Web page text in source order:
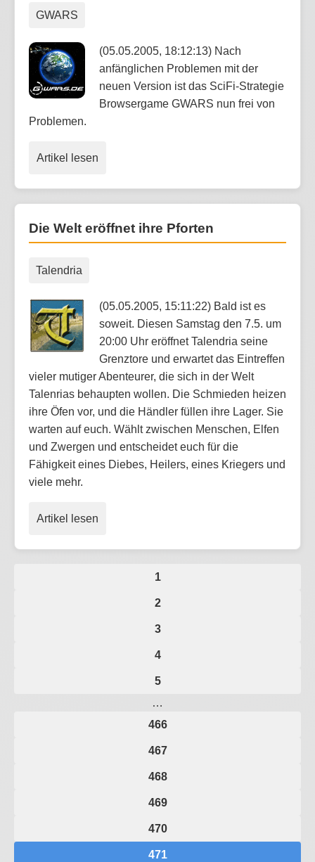
GWARS
(05.05.2005, 18:12:13) Nach
anfänglichen Problemen mit der
neuen Version ist das SciFi-Strategie
Browsergame GWARS nun frei von
Problemen.
Artikel lesen
Die Welt eröffnet ihre Pforten
Talendria
(05.05.2005, 15:11:22) Bald ist es
soweit. Diesen Samstag den 7.5. um
20:00 Uhr eröffnet Talendria seine
Grenztore und erwartet das Eintreffen
vieler mutiger Abenteurer, die sich in der Welt
Talenrias behaupten wollen. Die Schmieden heizen
ihre Öfen vor, und die Händler füllen ihre Lager. Sie
warten auf euch. Wählt zwischen Menschen, Elfen
und Zwergen und entscheidet euch für die
Fähigkeit eines Diebes, Heilers, eines Kriegers und
viele mehr.
Artikel lesen
1
2
3
4
5
…
466
467
468
469
470
471